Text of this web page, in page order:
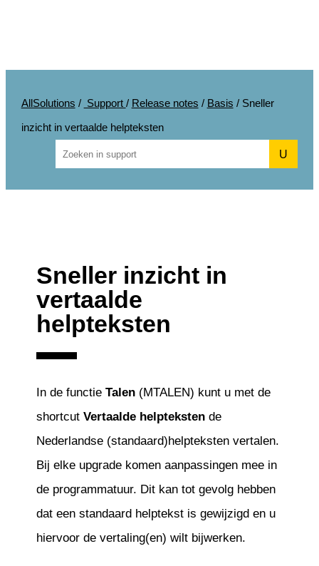
AllSolutions / Support / Release notes / Basis / Sneller
inzicht in vertaalde helpteksten
U
Sneller inzicht in
vertaalde
helpteksten
In de functieTalen (MTALEN) kunt u met de
shortcutVertaalde helpteksten de
Nederlandse (standaard)helpteksten vertalen.
Bij elke upgrade komen aanpassingen mee in
de programmatuur. Dit kan tot gevolg hebben
dat een standaard helptekst is gewijzigd en u
hiervoor de vertaling(en) wilt bijwerken.